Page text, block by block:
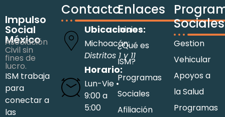
Impulso
Social
México
Asociación
Civil sin
fines de
lucro.
ISM trabaja
para
conectar a
las
Contacto
Ubicaciones:
Michoacán:
Distritos 1 y 11
Horario:
Lun-Vie •
9:00 a
5:00
Enlaces
Inicio
¿Qué es
ISM?
Programas
Sociales
Afiliación
Sociales
Gestion
Vehicular
Apoyos a
la Salud
Programas